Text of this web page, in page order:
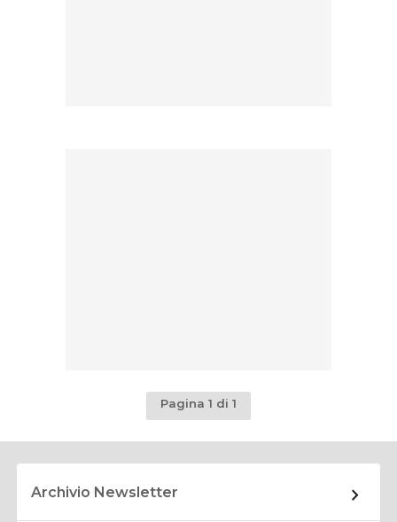
Pagina 1 di 1
Archivio Newsletter